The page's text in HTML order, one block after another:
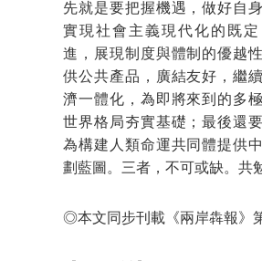
先就是要把握機遇，做好自
實現社會主義現代化的既
進，展現制度與體制的優越
供公共產品，廣結友好，繼
濟一體化，為即將來到的多
世界格局夯實基礎；最後還
為構建人類命運共同體提供
劃藍圖。三者，不可或缺。共
◎本文同步刊載《兩岸犇報》